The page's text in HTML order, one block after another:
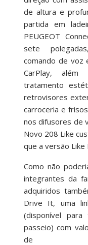
de altura e
partida em
PEUGEOT
sete
comando de voz
CarPlay,
tratamento
retrovisores
carroceria e
nos difusores de
Novo 208 Like
que a versão Like
Como não
integrantes da
adquiridos
Drive It, uma
(disponível
passeio) com
de